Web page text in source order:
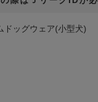
ドッグウェア(小型犬)